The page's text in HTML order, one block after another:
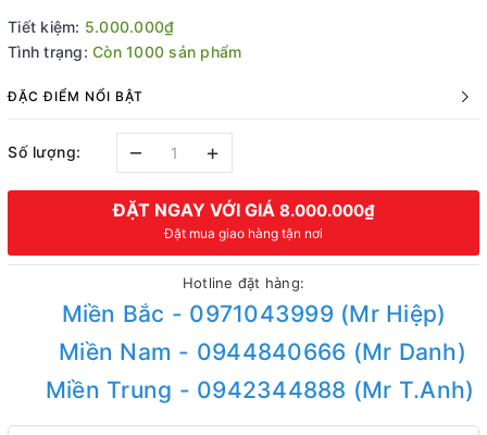
Tiết kiệm: 5.000.000₫
Tình trạng: Còn 1000 sản phẩm
ĐẶC ĐIỂM NỔI BẬT
Số lượng: – +
ĐẶT NGAY VỚI GIÁ 8.000.000₫
Đặt mua giao hàng tận nơi
Hotline đặt hàng:
Miền Bắc - 0971043999 (Mr Hiệp)
Miền Nam - 0944840666 (Mr Danh)
Miền Trung - 0942344888 (Mr T.Anh)